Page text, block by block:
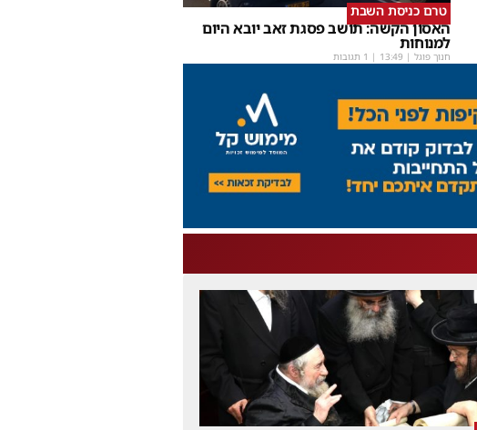
טרם כניסת השבת
האסון הקשה: תושב פסגת זאב יובא היום
למנוחות
חנוך פוגל |
13:49 | 1 תגובות